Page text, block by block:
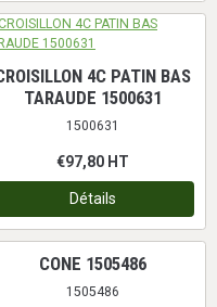
4C PATIN BAS
TARAUDE 1500631
1500631
€97,80 HT
Détails
CONE 1505486
1505486